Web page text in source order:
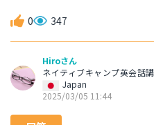
0 347
Hiroさん
ネイティブキャンプ英会話
Japan
2025/03/05 11:44